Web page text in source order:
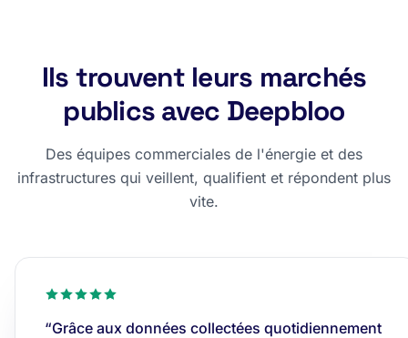
Ils trouvent leurs marchés
publics avec Deepbloo
Des équipes commerciales de l'énergie et des
infrastructures qui veillent, qualifient et répondent plus
vite.
“Grâce aux données collectées quotidiennement